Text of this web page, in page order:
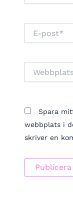
post*
Spara
webbplats i
skriver en